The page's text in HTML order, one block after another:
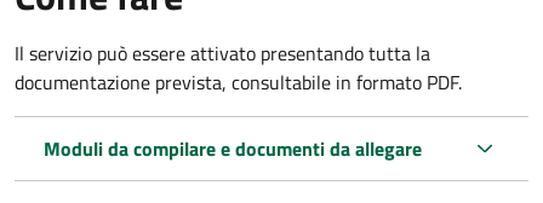
Il servizio può essere attivato presentando tutta la
documentazione prevista, consultabile in formato PDF.
Moduli da compilare e documenti da allegare